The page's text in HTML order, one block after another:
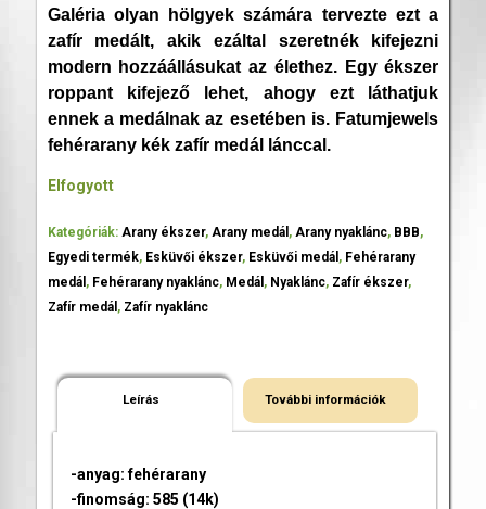
Galéria olyan hölgyek számára tervezte ezt a
zafír medált, akik ezáltal szeretnék kifejezni
modern hozzáállásukat az élethez. Egy ékszer
roppant kifejező lehet, ahogy ezt láthatjuk
ennek a medálnak az esetében is. Fatumjewels
fehérarany kék zafír medál lánccal.
Elfogyott
Kategóriák: Arany ékszer, Arany medál , Arany nyaklánc, BBB,
Egyedi termék, Esküvői ékszer, Esküvői medál , Fehérarany
medál , Fehérarany nyaklánc, Medál , Nyaklánc, Zafír ékszer,
Zafír medál , Zafír nyaklánc
Leírás További információk
-anyag: fehérarany
-finomság: 585 (14k)